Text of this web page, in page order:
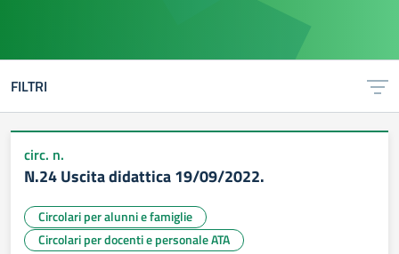
FILTRI
circ. n.
N.24 Uscita didattica 19/09/2022.
Circolari per alunni e famiglie
Circolari per docenti e personale ATA